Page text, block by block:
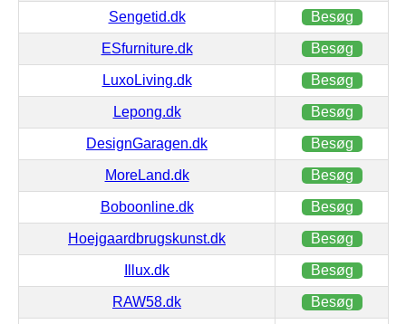
Sengetid.dk Besøg
ESfurniture.dk Besøg
LuxoLiving.dk Besøg
Lepong.dk Besøg
DesignGaragen.dk Besøg
MoreLand.dk Besøg
Boboonline.dk Besøg
Hoejgaardbrugskunst.dk Besøg
Illux.dk Besøg
RAW58.dk Besøg